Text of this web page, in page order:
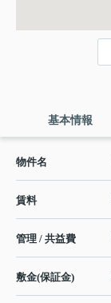
基本情報
物件名
賃料
管理 / 共益費
敷金(保証金)